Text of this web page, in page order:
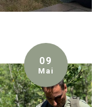
09
Mai